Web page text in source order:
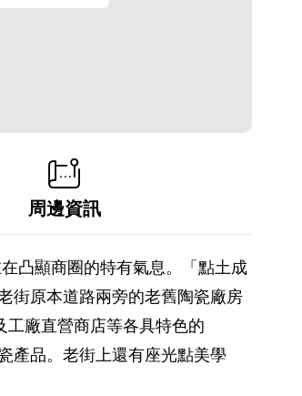
周邊資訊
凸顯商圈的特有氣息。「點土成
街原本道路兩旁的老舊陶瓷廠房
廠直營商店等各具特色的
產品。老街上還有座光點美學